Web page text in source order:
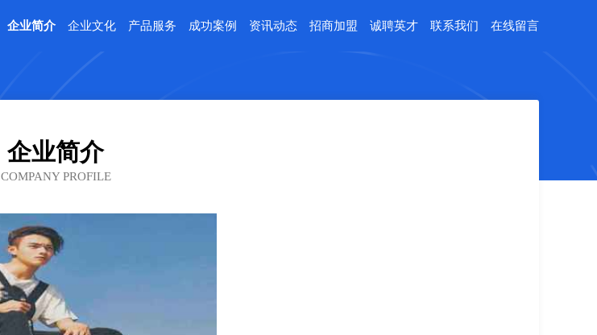
企业简介 企业文化 产品服务 成功案例 资讯动态 招商加盟 诚聘英才 联系我们 在线留言
企业简介
COMPANY PROFILE